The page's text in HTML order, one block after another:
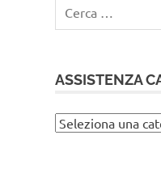
per:
ASSISTENZA
Assistenza